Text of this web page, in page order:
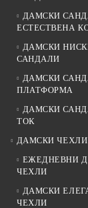
ДАМСКИ
ЕСТЕСТВЕНА
ДАМСКИ
САНДАЛИ
ДАМСКИ
ПЛАТФОРМА
ДАМСКИ
ТОК
ДАМСКИ ЧЕХЛИ
ЕЖЕДНЕВНИ
ЧЕХЛИ
ДАМСКИ
ЧЕХЛИ